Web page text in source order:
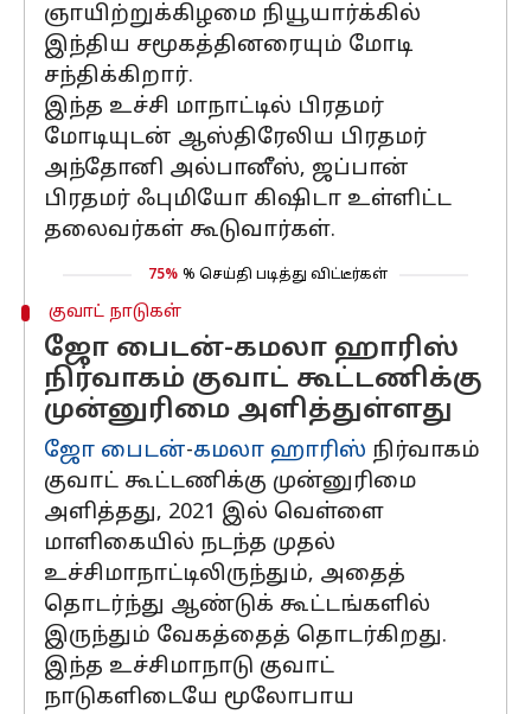
ஞாயிற்றுக்கிழமை நியூயார்க்கில்
இந்திய சமூகத்தினரையும் மோடி
சந்திக்கிறார்.
இந்த உச்சி மாநாட்டில் பிரதமர்
மோடியுடன் ஆஸ்திரேலிய பிரதமர்
அந்தோனி அல்பானீஸ், ஜப்பான்
பிரதமர் ஃபுமியோ கிஷிடா உள்ளிட்ட
தலைவர்கள் கூடுவார்கள்.
75% % செய்தி படித்து விட்டீர்கள்
குவாட் நாடுகள்
ஜோ பைடன்-கமலா ஹாரிஸ்
நிர்வாகம் குவாட் கூட்டணிக்கு
முன்னுரிமை அளித்துள்ளது
ஜோ பைடன்-கமலா ஹாரிஸ் நிர்வாகம்
குவாட் கூட்டணிக்கு முன்னுரிமை
அளித்தது, 2021 இல் வெள்ளை
மாளிகையில் நடந்த முதல்
உச்சிமாநாட்டிலிருந்தும், அதைத்
தொடர்ந்து ஆண்டுக் கூட்டங்களில்
இருந்தும் வேகத்தைத் தொடர்கிறது.
இந்த உச்சிமாநாடு குவாட்
நாடுகளிடையே மூலோபாய